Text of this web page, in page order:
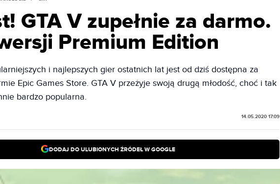
GTA V zupełnie za darmo.
Premium Edition
i najlepszych gier ostatnich lat jest od dziś dostępna za
Epic Games Store. GTA V przeżyje swoją drugą młodość, choć i tak
bardzo popularna.
14.05.2020 17:09
DODAJ DO ULUBIONYCH ŹRÓDEŁ W GOOGLE